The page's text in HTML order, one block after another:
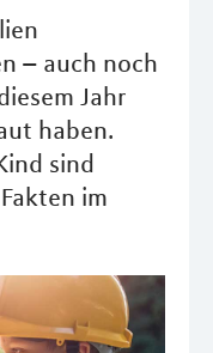
– auch noch
Jahr
haben.
sind
im